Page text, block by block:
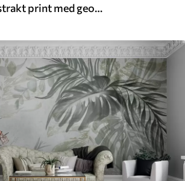
Tekstureret abstrakt print med geometriske former, cirkler og buer samt sorte og grønne planter på en hvid baggrund